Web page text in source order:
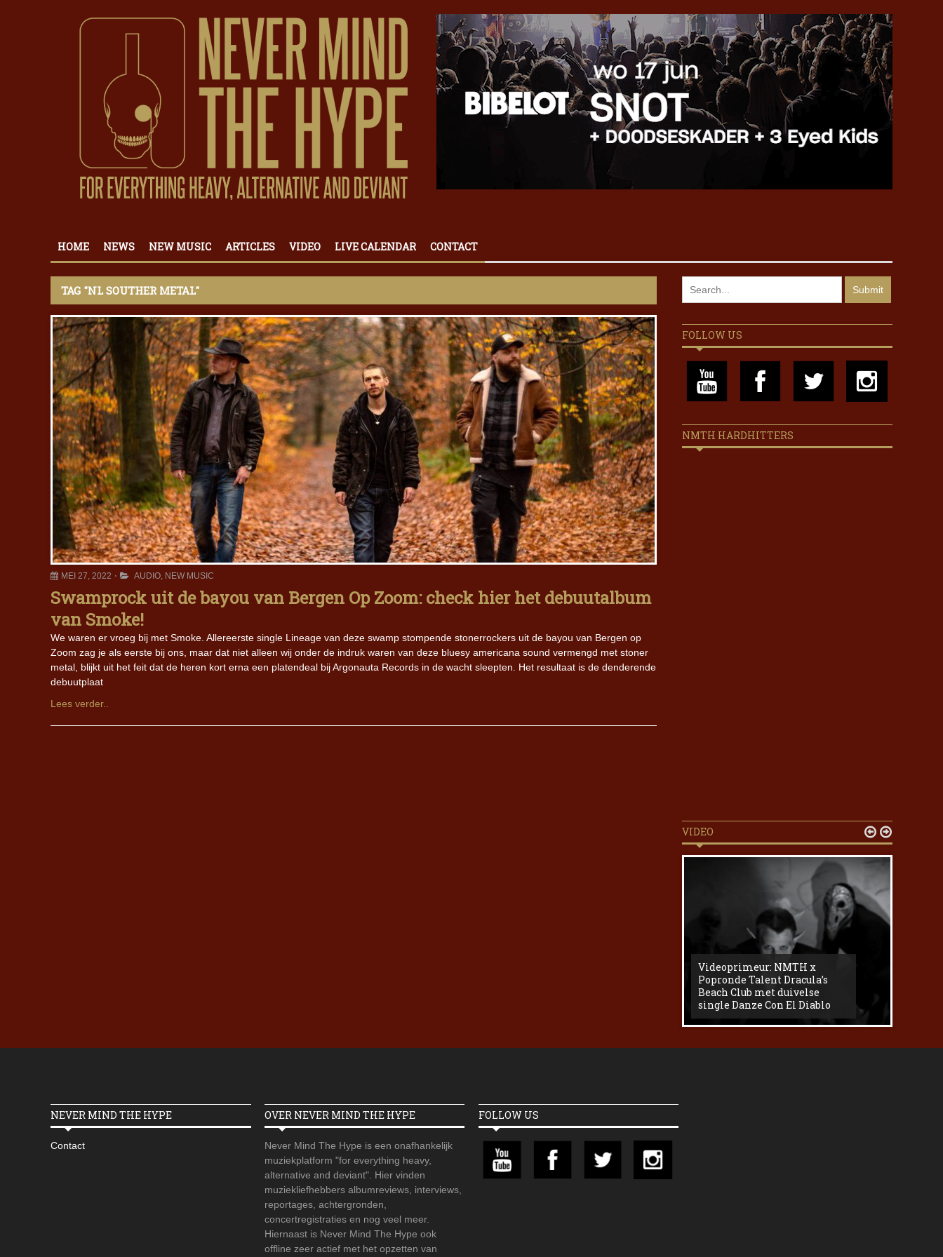
HOME NEWS NEW MUSIC ARTICLES VIDEO LIVE CALENDAR CONTACT
TAG "NL SOUTHER METAL"
MEI 27, 2022 AUDIO, NEW MUSIC
Swamprock uit de bayou van Bergen Op Zoom: check hier het debuutalbum
van Smoke!
We waren er vroeg bij met Smoke. Allereerste single Lineage van deze swamp stompende stonerrockers uit de bayou van Bergen op
Zoom zag je als eerste bij ons, maar dat niet alleen wij onder de indruk waren van deze bluesy americana sound vermengd met stoner
metal, blijkt uit het feit dat de heren kort erna een platendeal bij Argonauta Records in de wacht sleepten. Het resultaat is de denderende
debuutplaat
Lees verder..
FOLLOW US
NMTH HARDHITTERS
VIDEO
Videoprimeur: NMTH x
Popronde Talent Dracula’s
Beach Club met duivelse
single Danze Con El Diablo
 
NEVER MIND THE HYPE
Contact
OVER NEVER MIND THE HYPE
Never Mind The Hype is een onafhankelijk
muziekplatform "for everything heavy,
alternative and deviant". Hier vinden
muziekliefhebbers albumreviews, interviews,
reportages, achtergronden,
concertregistraties en nog veel meer.
Hiernaast is Never Mind The Hype ook
offline zeer actief met het opzetten van
FOLLOW US